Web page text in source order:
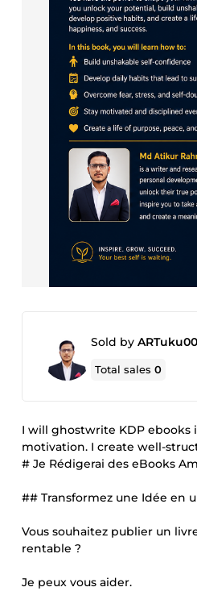
Sold by ARTuku00
Total sales0
I will ghostwrite KDP
motivation. I create well-
# Je Rédigerai des eBooks
## Transformez une Idée en
Vous souhaitez publier un
rentable ?
Je peux vous aider.